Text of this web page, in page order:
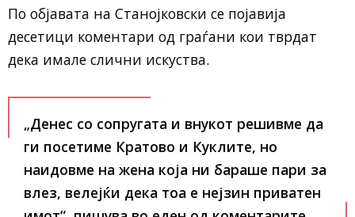
По објавата на Станојковски се појавија
десетици коментари од граѓани кои тврдат
дека имале слични искуства.
„Денес со сопругата и внукот решивме да
ги посетиме Кратово и Куклите, но
наидовме на жена која ни бараше пари за
влез, велејќи дека тоа е нејзин приватен